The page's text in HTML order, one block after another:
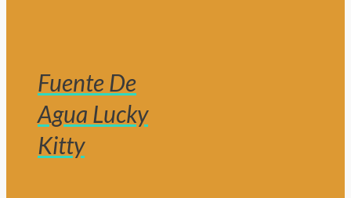
Fuente De
Agua Lucky
Kitty